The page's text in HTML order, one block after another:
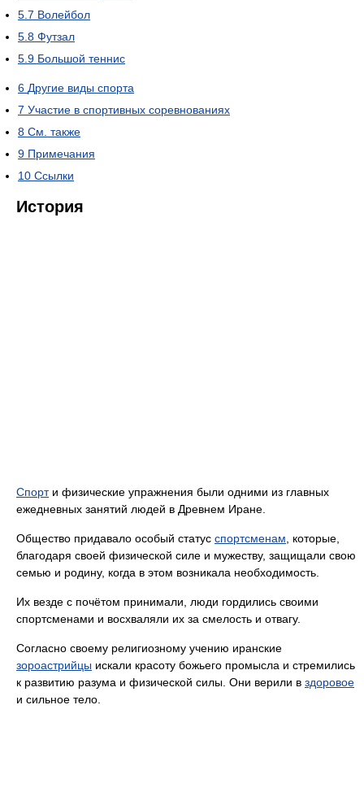
5.7 Волейбол
5.8 Футзал
5.9 Большой теннис
6 Другие виды спорта
7 Участие в спортивных соревнованиях
8 См. также
9 Примечания
10 Ссылки
История
Спорти физические упражнения были одними из главных
ежедневных занятий людей в Древнем Иране.
Общество придавало особый статус спортсменам , которые,
благодаря своей физической силе и мужеству, защищали свою
семью и родину, когда в этом возникала необходимость.
Их везде с почётом принимали, люди гордились своими
спортсменами и восхваляли их за смелость и отвагу.
Согласно своему религиозному учению иранские
зороастрийцы искали красоту божьего промысла и стремились
к развитию разума и физической силы. Они верили в здоровое
и сильное тело.